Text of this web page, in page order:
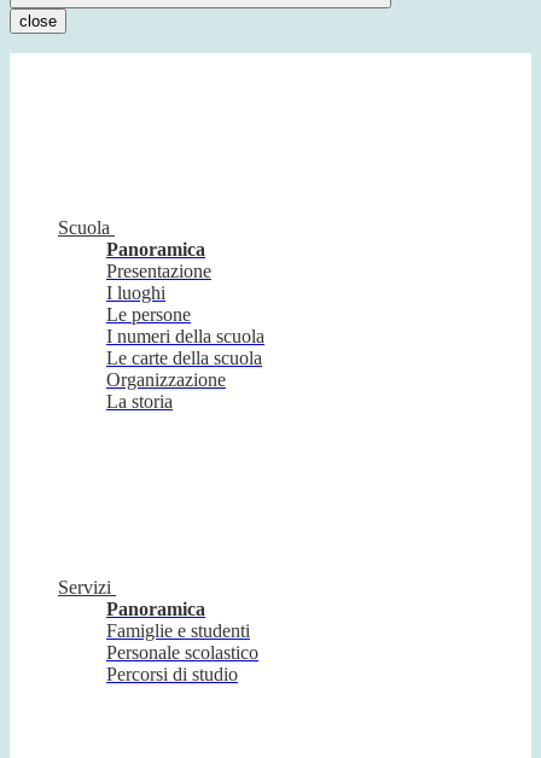
close
Scuola
Panoramica
Presentazione
I luoghi
Le persone
I numeri della scuola
Le carte della scuola
Organizzazione
La storia
Servizi
Panoramica
Famiglie e studenti
Personale scolastico
Percorsi di studio